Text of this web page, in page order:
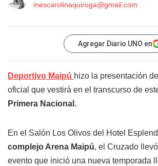
inescarolinaquiroga@gmail.com
Agregar Diario UNO en
Deportivo Maipú hizo la presentación
oficial que vestirá en el transcurso de
Primera Nacional.
En el Salón Los Olivos del Hotel
complejo Arena Maipú, el Cruzado
evento que inició una nueva temporada